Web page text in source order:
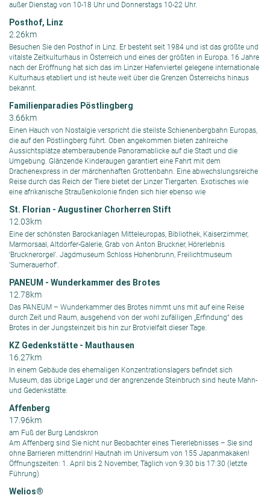
außer Dienstag von 10-18 Uhr und Donnerstags 10-22 Uhr.
Posthof, Linz
2.26km
Besuchen Sie den Posthof in Linz. Er besteht seit 1984 und ist das größte und
vitalste Zeitkulturhaus in Österreich und eines der größten in Europa. 16 Jahre
nach der Eröffnung hat sich das im Linzer Hafenviertel gelegene internationale
Kulturhaus etabliert und ist heute weit über die Grenzen Österreichs hinaus
bekannt.
Familienparadies Pöstlingberg
3.66km
Einen Hauch von Nostalgie verspricht die steilste Schienenbergbahn Europas,
die auf den Pöstlingberg führt. Oben angekommen bieten zahlreiche
Aussichtsplätze atemberaubende Panoramablicke auf die Stadt und die
Umgebung. Glänzende Kinderaugen garantiert eine Fahrt mit dem
Drachenexpress in der märchenhaften Grottenbahn. Eine abwechslungsreiche
Reise durch das Reich der Tiere bietet der Linzer Tiergarten. Exotisches wie
eine afrikanische Straußenkolonie finden sich hier ebenso wie
St. Florian - Augustiner Chorherren Stift
12.03km
Eine der schönsten Barockanlagen Mitteleuropas, Bibliothek, Kaiserzimmer,
Marmorsaal, Altdorfer-Galerie, Grab von Anton Bruckner, Hörerlebnis
'Brucknerorgel'. Jagdmuseum Schloss Hohenbrunn, Freilichtmuseum
'Sumerauerhof'.
PANEUM - Wunderkammer des Brotes
12.78km
Das PANEUM – Wunderkammer des Brotes nimmt uns mit auf eine Reise
durch Zeit und Raum, ausgehend von der wohl zufälligen „Erfindung“ des
Brotes in der Jungsteinzeit bis hin zur Brotvielfalt dieser Tage.
KZ Gedenkstätte - Mauthausen
16.27km
In einem Gebäude des ehemaligen Konzentrationslagers befindet sich
Museum, das übrige Lager und der angrenzende Steinbruch sind heute Mahn-
und Gedenkstätte.
Affenberg
17.96km
am Fuß der Burg Landskron
Am Affenberg sind Sie nicht nur Beobachter eines Tiererlebnisses – Sie sind
ohne Barrieren mittendrin! Hautnah im Universum von 155 Japanmakaken!
Öffnungszeiten: 1. April bis 2 November, Täglich von 9:30 bis 17:30 (letzte
Führung)
Welios®